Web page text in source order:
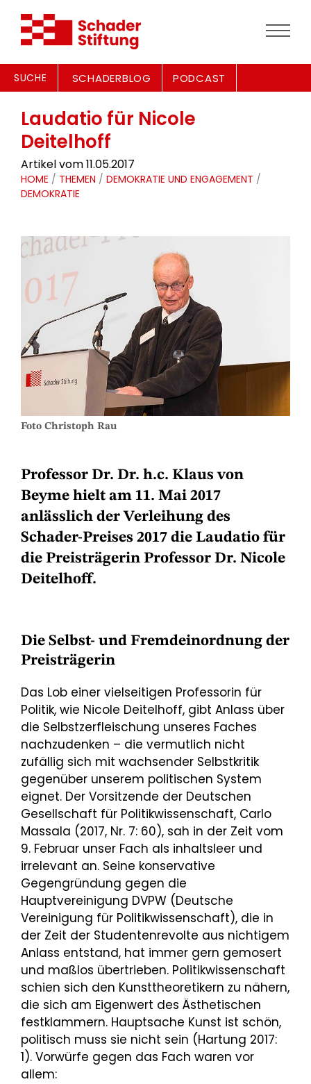
SUCHE SCHADERBLOG PODCAST
Laudatio für Nicole
Deitelhoff
Artikel vom 11.05.2017
HOME / THEMEN / DEMOKRATIE UND ENGAGEMENT /
DEMOKRATIE
Foto Christoph Rau
Professor Dr. Dr. h.c. Klaus von
Beyme hielt am 11. Mai 2017
anlässlich der Verleihung des
Schader-Preises 2017 die Laudatio für
die Preisträgerin Professor Dr. Nicole
Deitelhoff.
Die Selbst- und Fremdeinordnung der
Preisträgerin
Das Lob einer vielseitigen Professorin für
Politik, wie Nicole Deitelhoff, gibt Anlass über
die Selbstzerfleischung unseres Faches
nachzudenken – die vermutlich nicht
zufällig sich mit wachsender Selbstkritik
gegenüber unserem politischen System
eignet. Der Vorsitzende der Deutschen
Gesellschaft für Politikwissenschaft, Carlo
Massala (2017, Nr. 7: 60), sah in der Zeit vom
9. Februar unser Fach als inhaltsleer und
irrelevant an. Seine konservative
Gegengründung gegen die
Hauptvereinigung DVPW (Deutsche
Vereinigung für Politikwissenschaft), die in
der Zeit der Studentenrevolte aus nichtigem
Anlass entstand, hat immer gern gemosert
und maßlos übertrieben. Politikwissenschaft
schien sich den Kunsttheoretikern zu nähern,
die sich am Eigenwert des Ästhetischen
festklammern. Hauptsache Kunst ist schön,
politisch muss sie nicht sein (Hartung 2017:
1). Vorwürfe gegen das Fach waren vor
allem: